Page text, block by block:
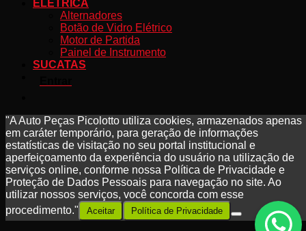
ELÉTRICA
Alternadores
Botão de Vidro Elétrico
Motor de Partida
Painel de Instrumento
SUCATAS
"A Auto Peças Picolotto utiliza cookies, armazenados apenas
em caráter temporário, para geração de informações
estatísticas de visitação no seu portal institucional e
aperfeiçoamento da experiência do usuário na utilização de
serviços online, conforme nossa Política de Privacidade e
Proteção de Dados Pessoais para navegação no site. Ao
utilizar nossos serviços, você concorda com esse
procedimento."
Aceitar Política de Privacidade